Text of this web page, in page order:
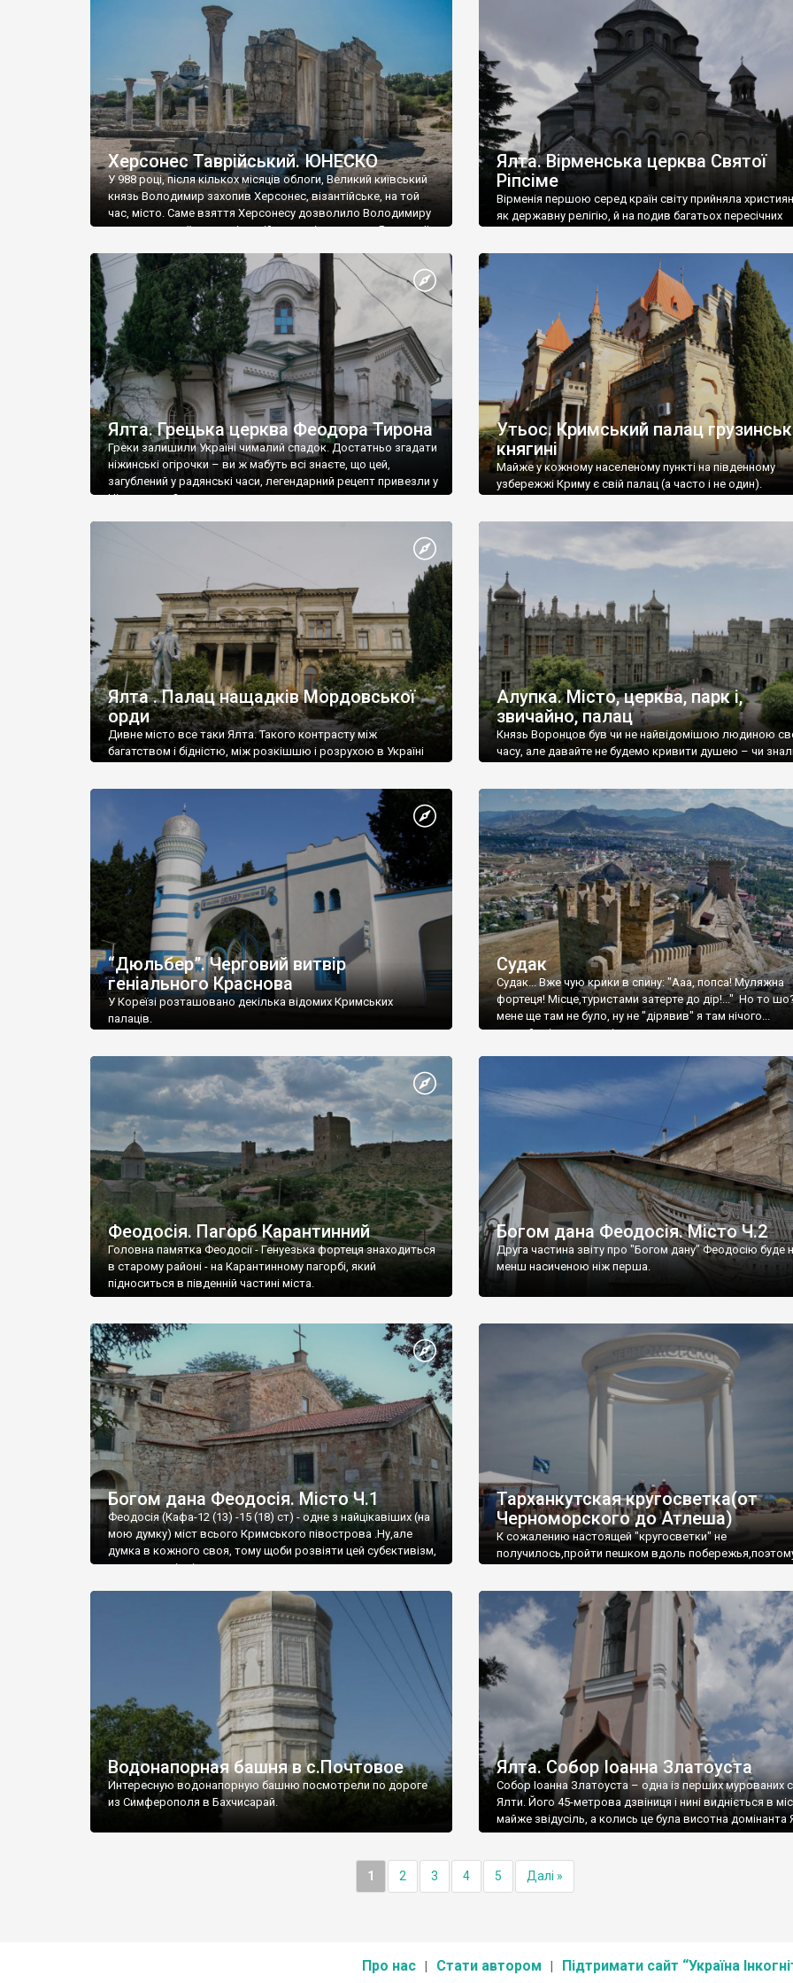
візантійської доби. Раритети викрадені з фондів об’єкту
культурної спадщини ЮНЕСКО «Херсонеса Таврійського».
Офіційно – на виставку «Золото Візантії», але експерти та
влада в Україні вважають це лише […]
називаються «повстяками» (postaki)…” “Вино. Крим
виробляє відмінне вино і його вдосталь: воно все
легке біле і дуже […]
Херсонес Таврійський. ЮНЕСКО
У 988 році, після кількох місяців облоги, Великий київський
князь Володимир захопив Херсонес, візантійське, на той
час, місто. Саме взяття Херсонесу дозволило Володимиру
диктувати свої умови візантійському імператору Василю ІІ,
Херсонесі Володимир-язичник, став Василем-
християнином. А потім було Хрещення Русі. На честь
Херсонесу Таврійського названо місто […]
Ялта. Вірменська церква Святої
Ріпсіме
Вірменія першою серед країн світу прийняла
як державну релігію, й на подив багатьох пересічних
Ялта. Грецька церква Феодора Тирона
Греки залишили Україні чималий спадок. Достатньо згадати
ніжинські огірочки – ви ж мабуть всі знаєте, що цей,
загублений у радянські часи, легендарний рецепт привезли у
Ніжин греки?
Утьос. Кримський палац
княгині
Майже у кожному населеному пункті на південному
узбережжі Криму є свій палац (а часто і не один).
Ялта . Палац нащадків Мордовської
орди
Дивне місто все таки Ялта. Такого контрасту між
багатством і бідністю, між розкішшю і розрухою в Україні
Алупка. Місто, церква, парк і,
звичайно, палац
Князь Воронцов був чи не найвідомішою людиною
часу, але давайте не будемо кривити душею – чи
“Дюльбер”. Черговий витвір
геніального Краснова
У Кореїзі розташовано декілька відомих Кримських
палаців.
Судак
Судак... Вже чую крики в спину: "Ааа, попса! Муляжна
фортеця! Місце,туристами затерте до дір!..." Но то
мене ще там не було, ну не "дірявив" я там нічого...
принаймні до цього літа.
Феодосія. Пагорб Карантинний
Головна памятка Феодосії - Генуезька фортеця знаходиться
в старому районі - на Карантинному пагорбі, який
підноситься в південній частині міста.
Богом дана Феодосія. Місто Ч.2
Друга частина звіту про "Богом дану" Феодосію буде
менш насиченою ніж перша.
Богом дана Феодосія. Місто Ч.1
Феодосія (Кафа-12 (13) -15 (18) ст) - одне з найцікавіших (на
мою думку) міст всього Кримського півострова .Ну,але
думка в кожного своя, тому щоби розвіяти цей субєктивізм,
запрошую відвідати це
Тарханкутская кругосветка(от
Черноморского до Атлеша)
К сожалению настоящей "кругосветки" не
получилось,пройти пешком вдоль
Водонапорная башня в с.Почтовое
Интересную водонапорную башню посмотрели по дороге
из Симферополя в Бахчисарай.
Ялта. Собор Іоанна Златоуста
Собор Іоанна Златоуста – одна із перших мурованих
Ялти. Його 45-метрова дзвіниця і нині видніється в
майже звідусіль, а колись це була висотна домінанта
1 2 3 4 5 Далі »
Про нас Стати автором Підтримати сайт “Україна